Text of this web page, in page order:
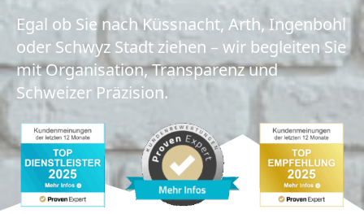
Egal ob Sie nach Küssnacht, Arth, Ingenbohl
oder Schwyz Stadt ziehen – wir begleiten Sie
mit Organisation, Transparenz und
Schweizer Präzision.